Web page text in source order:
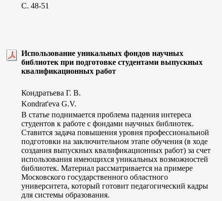
C. 48-51
Использование уникальных фондов научных
библиотек при подготовке студентами выпускных
квалификационных работ
Кондратьева Г. В.
Kondrat'eva G.V.
В статье поднимается проблема падения интереса
студентов к работе с фондами научных библиотек.
Ставится задача повышения уровня профессиональной
подготовки на заключительном этапе обучения (в ходе
создания выпускных квалификационных работ) за счет
использования имеющихся уникальных возможностей
библиотек. Материал рассматривается на примере
Московского государственного областного
университета, который готовит педагогический кадры
для системы образования.